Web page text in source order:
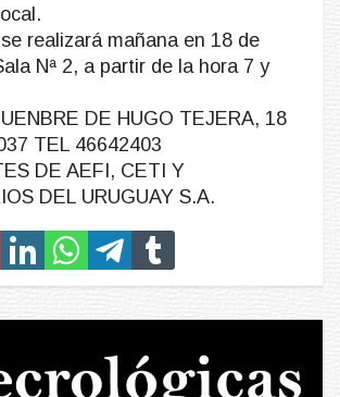
realizará mañana en 18 de
Nª 2, a partir de la hora 7 y
DE HUGO TEJERA, 18
TEL 46642403
DE AEFI, CETI Y
DEL URUGUAY S.A.